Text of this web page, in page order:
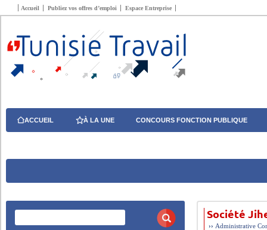
Accueil Publiez vos offres d’emploi Espace Entreprise
ACCUEIL À LA UNE CONCOURS FONCTION PUBLIQUE
Société
›› Administrative